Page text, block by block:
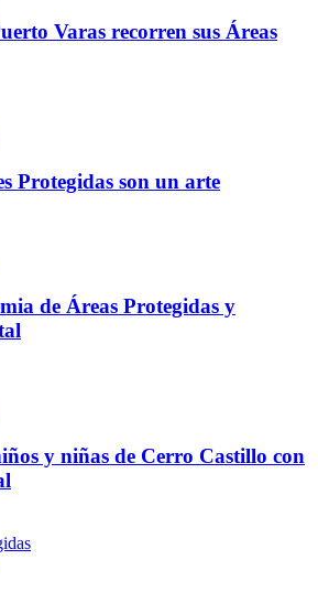
Varas recorren sus Áreas
Protegidas son un arte
de Áreas Protegidas y
y niñas de Cerro Castillo con